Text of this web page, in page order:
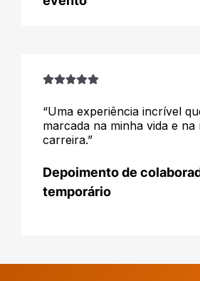
“Uma experiência incrível
marcada na minha vida e na
carreira.”
Depoimento de
temporário